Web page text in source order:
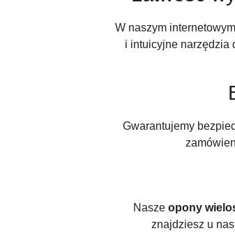
W naszym
i intuicyjne narzędzia
Gwarantujemy
Nasze opony
znajdziesz u nas